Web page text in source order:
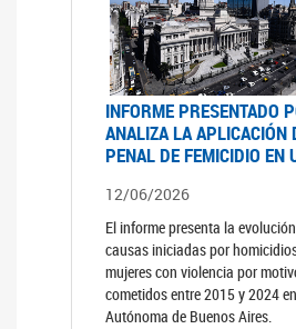
INFORME PRESENTADO
ANALIZA LA APLICACIÓN
PENAL DE FEMICIDIO EN
12/06/2026
El informe presenta la
causas iniciadas por
mujeres con violencia por
cometidos entre 2015 y 2024
Autónoma de Buenos Aires.